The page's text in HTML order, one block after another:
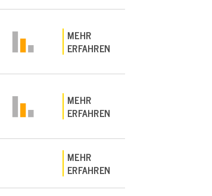
MEHR
ERFAHREN
MEHR
ERFAHREN
MEHR
ERFAHREN